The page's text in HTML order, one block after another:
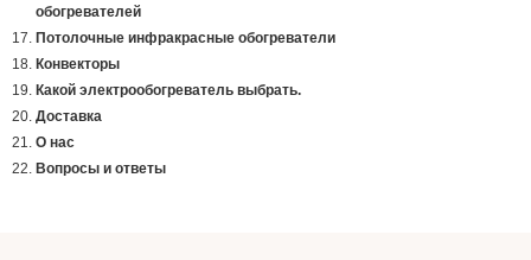
обогревателей
Потолочные инфракрасные обогреватели
Конвекторы
Какой электрообогреватель выбрать.
Доставка
О нас
Вопросы и ответы